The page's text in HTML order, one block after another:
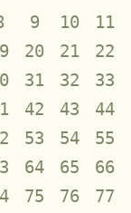
9 10
11
20 21
22
31 32
33
42 43
44
53 54
55
64 65
66
75 76
77